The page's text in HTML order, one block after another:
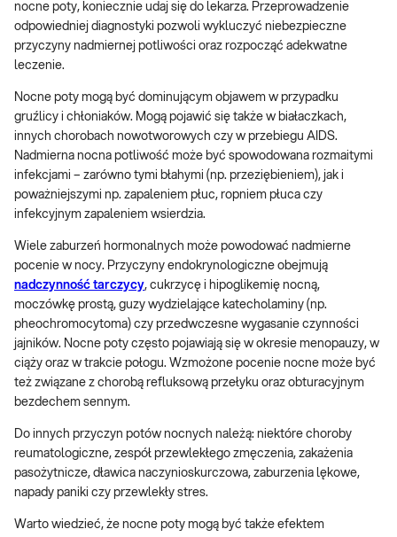
nocne poty, koniecznie udaj się do lekarza. Przeprowadzenie
odpowiedniej diagnostyki pozwoli wykluczyć niebezpieczne
przyczyny nadmiernej potliwości oraz rozpocząć adekwatne
leczenie.
Nocne poty mogą być dominującym objawem w przypadku
gruźlicy i chłoniaków. Mogą pojawić się także w białaczkach,
innych chorobach nowotworowych czy w przebiegu AIDS.
Nadmierna nocna potliwość może być spowodowana rozmaitymi
infekcjami – zarówno tymi błahymi (np. przeziębieniem), jak i
poważniejszymi np. zapaleniem płuc, ropniem płuca czy
infekcyjnym zapaleniem wsierdzia.
Wiele zaburzeń hormonalnych może powodować nadmierne
pocenie w nocy. Przyczyny endokrynologiczne obejmują
nadczynność tarczycy, cukrzycę i hipoglikemię nocną,
moczówkę prostą, guzy wydzielające katecholaminy (np.
pheochromocytoma) czy przedwczesne wygasanie czynności
jajników. Nocne poty często pojawiają się w okresie menopauzy, w
ciąży oraz w trakcie połogu. Wzmożone pocenie nocne może być
też związane z chorobą refluksową przełyku oraz obturacyjnym
bezdechem sennym.
Do innych przyczyn potów nocnych należą: niektóre choroby
reumatologiczne, zespół przewlekłego zmęczenia, zakażenia
pasożytnicze, dławica naczynioskurczowa, zaburzenia lękowe,
napady paniki czy przewlekły stres.
Warto wiedzieć, że nocne poty mogą być także efektem